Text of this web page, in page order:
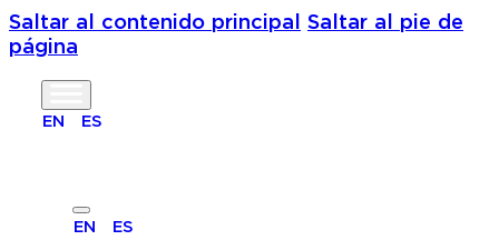
Saltar al contenido principal Saltar al pie de
página
EN ES
EN ES
Tipo de